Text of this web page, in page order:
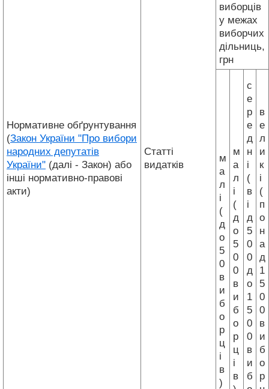
Нормативне обґрунтування
(Закон України "Про вибори
народних депутатів
України" (далі - Закон) або
інші нормативно-правові
акти)
Статті
видатків
виборців
у межах
виборчих
дільниць,
грн
м
а
л
і
(
д
о
5
0
в
и
б
о
р
ц
і
в
)
м
а
л
і
(
д
о
5
0
0
в
и
б
о
р
ц
і
в
с
е
р
е
д
н
і
(
в
і
д
5
0
0
д
о
1
5
0
0
в
и
б
в
е
л
и
к
і
(
п
о
н
а
д
1
5
0
0
в
и
б
о
р